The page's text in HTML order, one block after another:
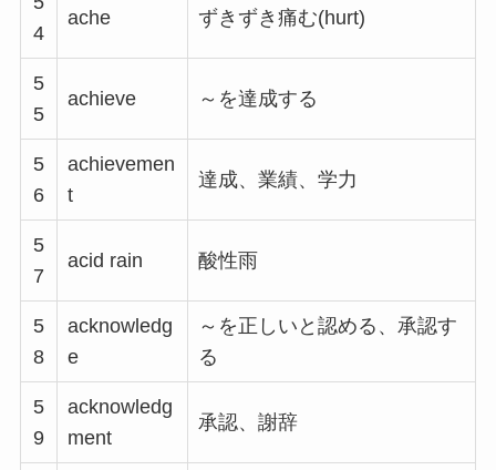
4
ache ずきずき痛む(hurt)
5
5
achieve ～を達成する
5
6
achievemen
t
達成、業績、学力
5
7
acid rain 酸性雨
5
8
acknowledg
e
～を正しいと認める、承認す
る
5
9
acknowledg
ment
承認、謝辞